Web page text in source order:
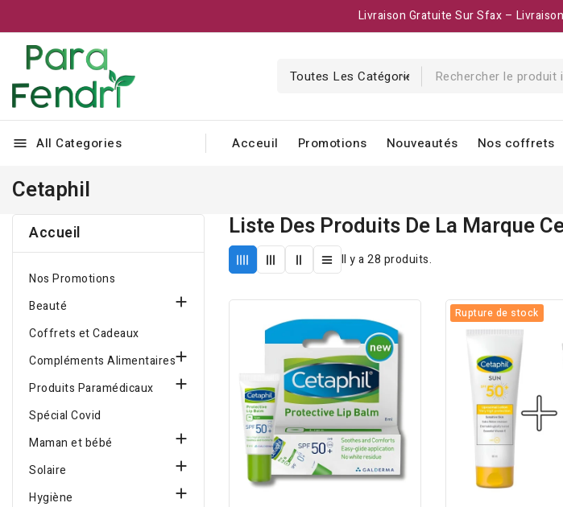
Livraison Gratuite Sur Sfax –
menu All Categories Acceuil Promotions Nouveautés Nos coffrets
Cetaphil
Accueil
Nos Promotions
Beauté

Coffrets et Cadeaux
Compléments Alimentaires
Produits Paramédicaux 
Spécial Covid
Maman et bébé

Solaire 
Hygiène 
Liste Des Produits De La Marque
Il y a 28 produits.
Rupture de stock